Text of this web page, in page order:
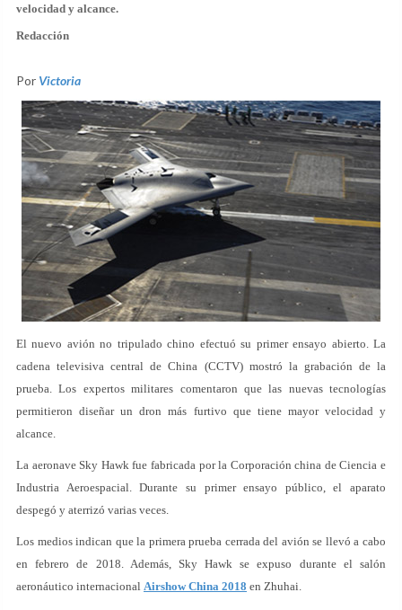
velocidad y alcance.
Redacción
Por Victoria
El nuevo avión no tripulado chino efectuó su primer ensayo abierto. La
cadena televisiva central de China (CCTV) mostró la grabación de la
prueba. Los expertos militares comentaron que las nuevas tecnologías
permitieron diseñar un dron más furtivo que tiene mayor velocidad y
alcance.
La aeronave Sky Hawk fue fabricada por la Corporación china de Ciencia e
Industria Aeroespacial. Durante su primer ensayo público, el aparato
despegó y aterrizó varias veces.
Los medios indican que la primera prueba cerrada del avión se llevó a cabo
en febrero de 2018. Además, Sky Hawk se expuso durante el salón
aeronáutico internacional Airshow China 2018 en Zhuhai.